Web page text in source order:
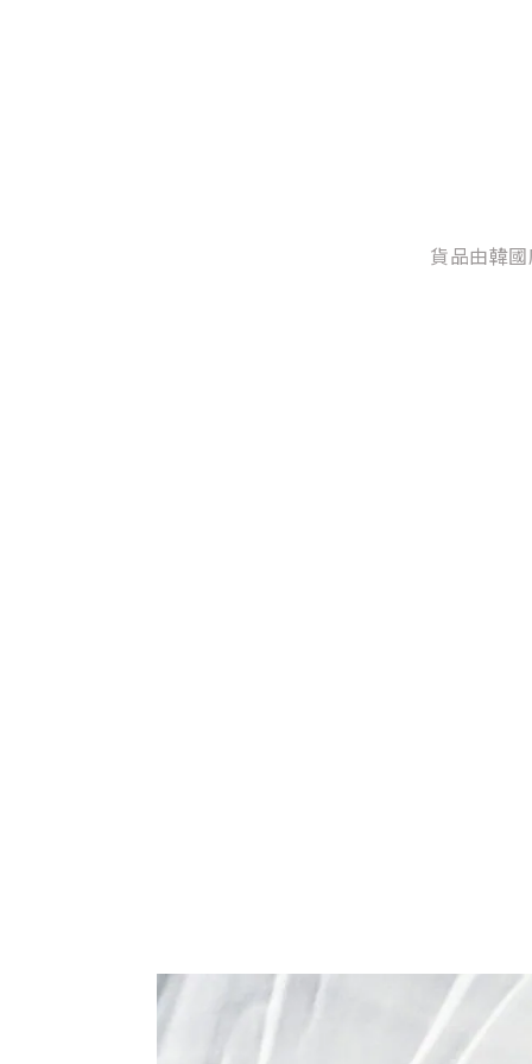
貨品由韓